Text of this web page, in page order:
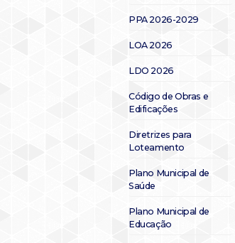
PPA 2026-2029
LOA 2026
LDO 2026
Código de Obras e
Edificações
Diretrizes para
Loteamento
Plano Municipal de
Saúde
Plano Municipal de
Educação